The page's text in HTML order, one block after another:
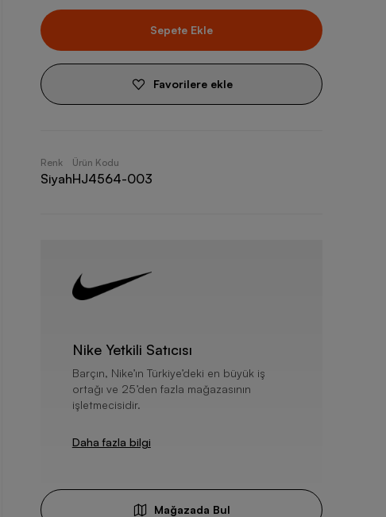
Sepete Ekle
Favorilere ekle
Renk
Siyah
Ürün Kodu
HJ4564-003
Nike Yetkili Satıcısı
Barçın, Nike’ın Türkiye’deki en büyük iş
ortağı ve 25’den fazla mağazasının
işletmecisidir.
Daha fazla bilgi
Mağazada Bul